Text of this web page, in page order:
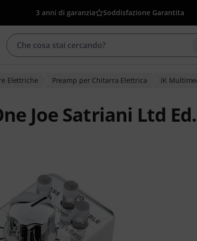
3 anni di garanzia Soddisfazione Garantita
Elettriche Preamp per Chitarra Elettrica IK
Joe Satriani Ltd Ed.